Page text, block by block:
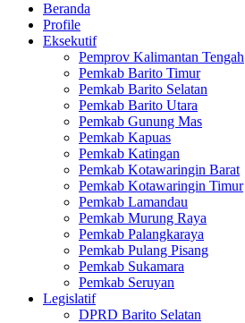
Beranda
Profile
Eksekutif
Pemprov Kalimantan Tengah
Pemkab Barito Timur
Pemkab Barito Selatan
Pemkab Barito Utara
Pemkab Gunung Mas
Pemkab Kapuas
Pemkab Katingan
Pemkab Kotawaringin Barat
Pemkab Kotawaringin Timur
Pemkab Lamandau
Pemkab Murung Raya
Pemkab Palangkaraya
Pemkab Pulang Pisang
Pemkab Sukamara
Pemkab Seruyan
Legislatif
DPRD Barito Selatan